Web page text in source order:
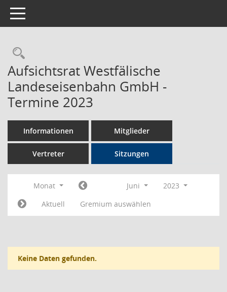
Toggle navigation
Rechercheauswahl
Aufsichtsrat Westfälische
Landeseisenbahn GmbH -
Termine 2023
Informationen Mitglieder
Vertreter Sitzungen
Monat Juni
2023
Aktuell
Gremium auswählen
Keine Daten gefunden.